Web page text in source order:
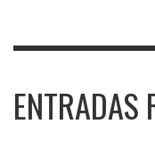
ENTRADAS